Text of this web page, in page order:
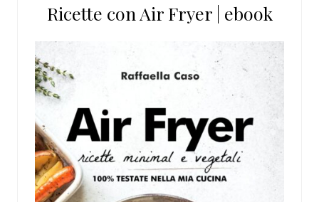
Ricette con Air Fryer | ebook